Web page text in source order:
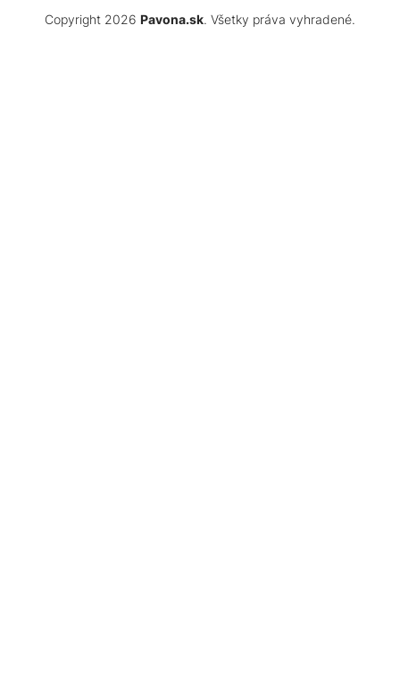
Copyright 2026 Pavona.sk. Všetky práva vyhradené.